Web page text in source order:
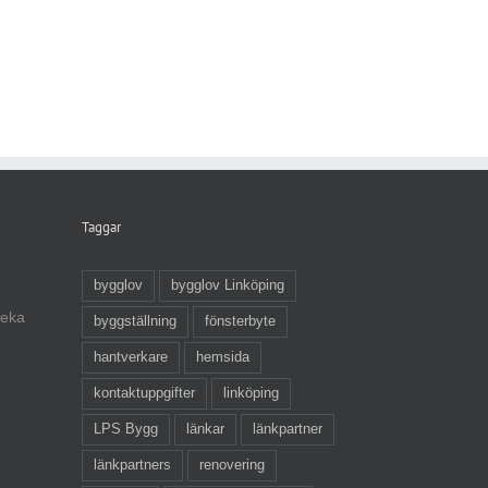
Taggar
bygglov bygglov Linköping
byggställning fönsterbyte
hantverkare hemsida
kontaktuppgifter linköping
LPS Bygg länkar länkpartner
länkpartners renovering